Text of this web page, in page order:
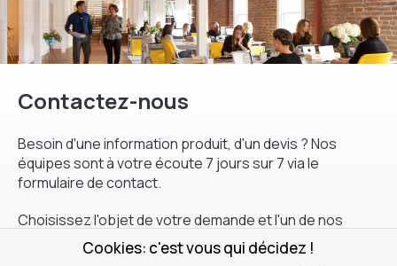
Cookies: c'est vous qui décidez !
Contactez-nous
Besoin d'une information produit, d'un devis ? Nos
équipes sont à votre écoute 7 jours sur 7 via le
formulaire de contact.
Choisissez l'objet de votre demande et l'un de nos
spécialistes vous re-contactera dans les plus brefs